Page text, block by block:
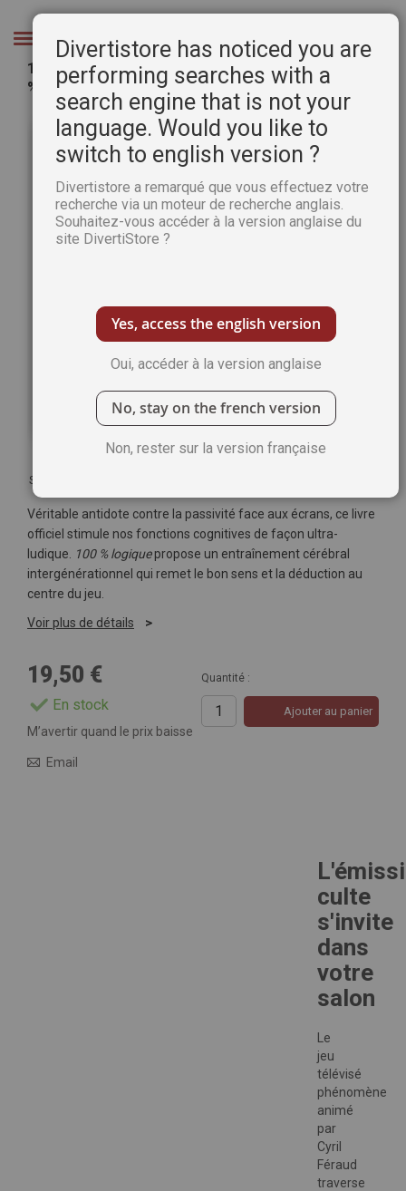
Chercher
100 % logique - Le livre officiel de l'émission 100
% logique
Passer
galerie
d’images
Soyez le premier à commenter ce produit
Véritable antidote contre la passivité face aux écrans, ce livre
officiel stimule nos fonctions cognitives de façon ultra-
ludique.
100 % logiquepropose un entraînement cérébral
intergénérationnel qui remet le bon sens et la déduction au
centre du jeu.
Voir plus de détails
19,50 €
En stock
Quantité :
Ajouter au panier
M’avertir quand le prix baisse
Email
culte
s'invite
dans
votre
salon
Le
jeu
télévisé
phénomène
animé
par
Cyril
Féraud
traverse
Divertistore has noticed you are
performing searches with a
search engine that is not your
language. Would you like to
switch to english version ?
Divertistore a remarqué que vous effectuez votre
recherche via un moteur de recherche anglais.
Souhaitez-vous accéder à la version anglaise du
site DivertiStore ?
Yes, access the english version
Oui, accéder à la version anglaise
No, stay on the french version
Non, rester sur la version française